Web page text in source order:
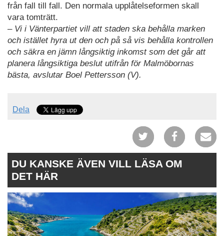
från fall till fall. Den normala upplåtelseformen skall
vara tomträtt.
– Vi i Vänterpartiet vill att staden ska behålla marken
och istället hyra ut den och på så vis behålla kontrollen
och säkra en jämn långsiktig inkomst som det går att
planera långsiktiga beslut utifrån för Malmöbornas
bästa, avslutar Boel Pettersson (V).
Dela
DU KANSKE ÄVEN VILL LÄSA OM
DET HÄR